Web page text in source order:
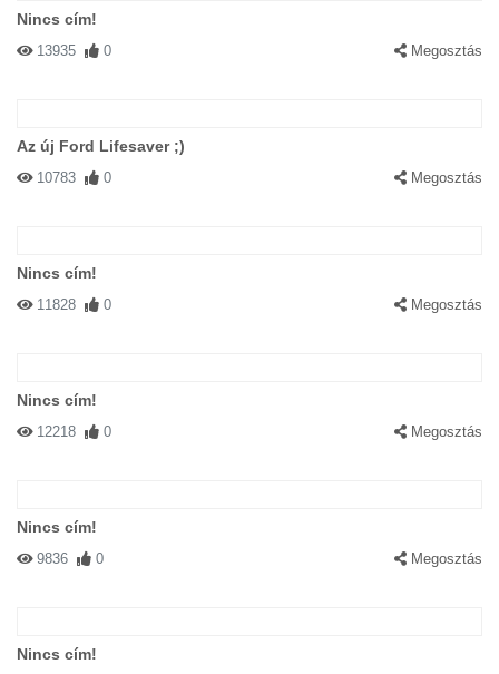
Nincs cím!
13935 0 Megosztás
Az új Ford Lifesaver ;)
10783 0 Megosztás
Nincs cím!
11828 0 Megosztás
Nincs cím!
12218 0 Megosztás
Nincs cím!
9836 0 Megosztás
Nincs cím!